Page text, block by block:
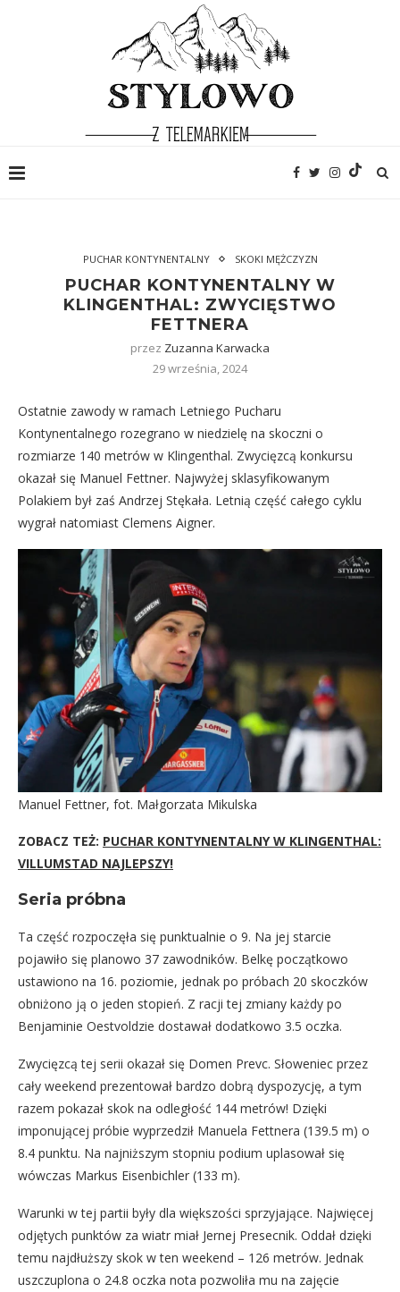
PUCHAR KONTYNENTALNY SKOKI MĘŻCZYZN
PUCHAR KONTYNENTALNY W
KLINGENTHAL: ZWYCIĘSTWO
FETTNERA
przez Zuzanna Karwacka
29 września, 2024
Ostatnie zawody w ramach Letniego Pucharu
Kontynentalnego rozegrano w niedzielę na skoczni o
rozmiarze 140 metrów w Klingenthal. Zwycięzcą konkursu
okazał się Manuel Fettner. Najwyżej sklasyfikowanym
Polakiem był zaś Andrzej Stękała. Letnią część całego cyklu
wygrał natomiast Clemens Aigner.
Manuel Fettner, fot. Małgorzata Mikulska
ZOBACZ TEŻ: PUCHAR KONTYNENTALNY W KLINGENTHAL:
VILLUMSTAD NAJLEPSZY!
Seria próbna
Ta część rozpoczęła się punktualnie o 9. Na jej starcie
pojawiło się planowo 37 zawodników. Belkę początkowo
ustawiono na 16. poziomie, jednak po próbach 20 skoczków
obniżono ją o jeden stopień. Z racji tej zmiany każdy po
Benjaminie Oestvoldzie dostawał dodatkowo 3.5 oczka.
Zwycięzcą tej serii okazał się Domen Prevc. Słoweniec przez
cały weekend prezentował bardzo dobrą dyspozycję, a tym
razem pokazał skok na odległość 144 metrów! Dzięki
imponującej próbie wyprzedził Manuela Fettnera (139.5 m) o
8.4 punktu. Na najniższym stopniu podium uplasował się
wówczas Markus Eisenbichler (133 m).
Warunki w tej partii były dla większości sprzyjające. Najwięcej
odjętych punktów za wiatr miał Jernej Presecnik. Oddał dzięki
temu najdłuższy skok w ten weekend – 126 metrów. Jednak
uszczuplona o 24.8 oczka nota pozwoliła mu na zajęcie